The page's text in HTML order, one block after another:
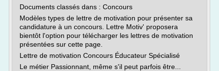
Documents classés dans : Concours
Modèles types de lettre de motivation pour présenter sa
candidature à un concours. Lettre Motiv' proposera
bientôt l'option pour télécharger les lettres de motivation
présentées sur cette page.
Lettre de motivation Concours Éducateur Spécialisé
Le métier Passionnant, même s'il peut parfois être...